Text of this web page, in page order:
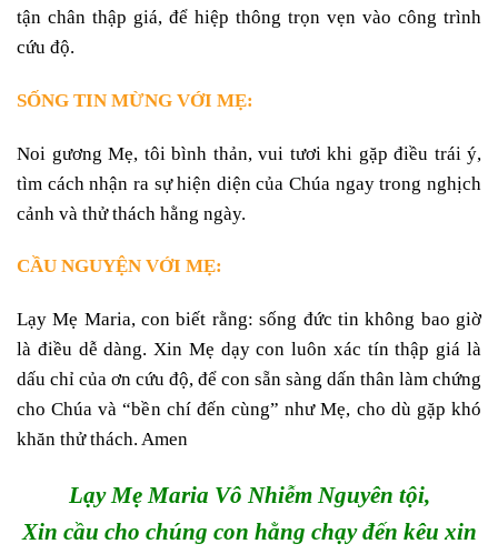
tận chân thập giá, để hiệp thông trọn vẹn vào công trình
cứu độ.
SỐNG TIN MỪNG VỚI MẸ:
Noi gương Mẹ, tôi bình thản, vui tươi khi gặp điều trái ý,
tìm cách nhận ra sự hiện diện của Chúa ngay trong nghịch
cảnh và thử thách hằng ngày.
CẦU NGUYỆN VỚI MẸ:
Lạy Mẹ Maria, con biết rằng: sống đức tin không bao giờ
là điều dễ dàng. Xin Mẹ dạy con luôn xác tín thập giá là
dấu chỉ của ơn cứu độ, để con sẵn sàng dấn thân làm chứng
cho Chúa và “bền chí đến cùng” như Mẹ, cho dù gặp khó
khăn thử thách. Amen
Lạy Mẹ Maria Vô Nhiễm Nguyên tội,
Xin cầu cho chúng con hằng chạy đến kêu xin